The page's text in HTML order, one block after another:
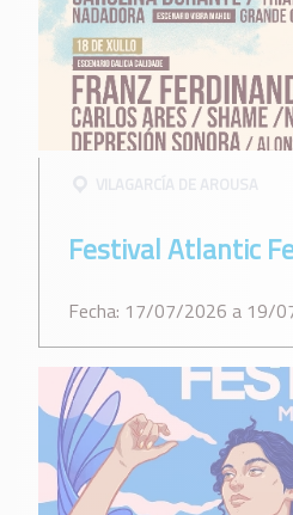
VILAGARCÍ­A DE AROUSA
Festival Atlantic
Fecha: 17/07/2026 a 19/